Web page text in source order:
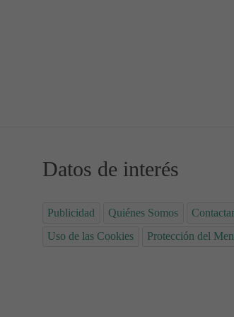
Datos de interés
Publicidad Quiénes Somos
Contactar
Uso de las Cookies
Protección del